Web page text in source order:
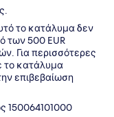
το κατάλυμα δεν
των 500 EUR
Για περισσότερες
το κατάλυμα
επιβεβαίωση
150064101000